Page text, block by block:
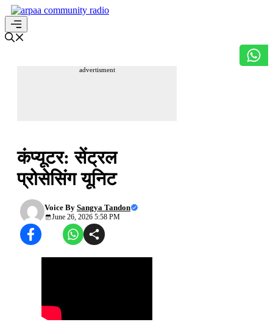
Skip
to
content
Menu
advertisment
कंप्यूटर: सेंट्रल
प्रोसेसिंग यूनिट
Voice By Sangya Tandon
June 26, 2026 5:58 PM